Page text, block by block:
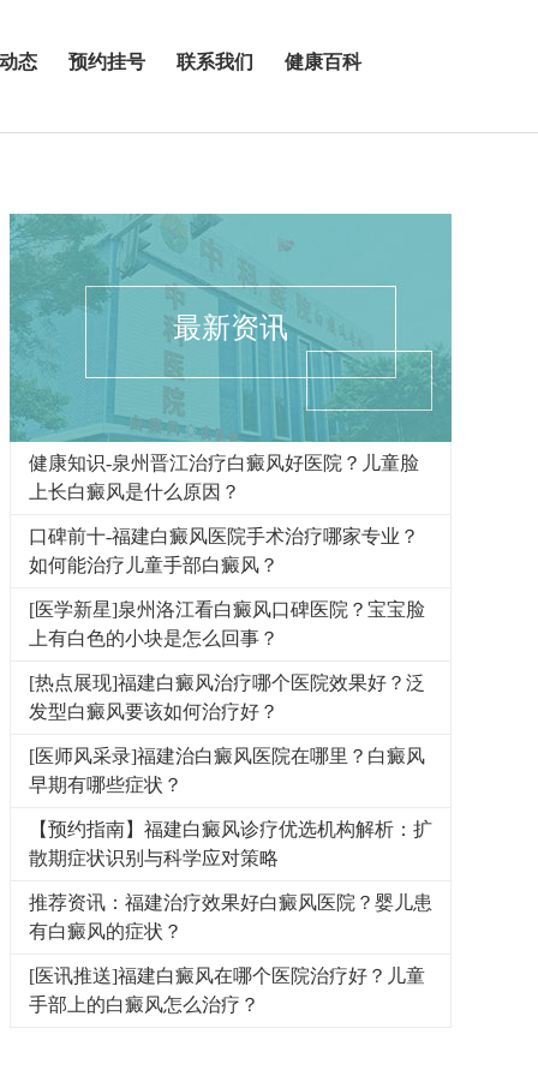
态 预约挂号 联系我们 健康百科
最新资讯
健康知识-泉州晋江治疗白癜风好医院？儿童脸
上长白癜风是什么原因？
口碑前十-福建白癜风医院手术治疗哪家专业？
如何能治疗儿童手部白癜风？
[医学新星]泉州洛江看白癜风口碑医院？宝宝脸
上有白色的小块是怎么回事？
[热点展现]福建白癜风治疗哪个医院效果好？泛
发型白癜风要该如何治疗好？
[医师风采录]福建治白癜风医院在哪里？白癜风
早期有哪些症状？
【预约指南】福建白癜风诊疗优选机构解析：扩
散期症状识别与科学应对策略
推荐资讯：福建治疗效果好白癜风医院？婴儿患
有白癜风的症状？
[医讯推送]福建白癜风在哪个医院治疗好？儿童
手部上的白癜风怎么治疗？